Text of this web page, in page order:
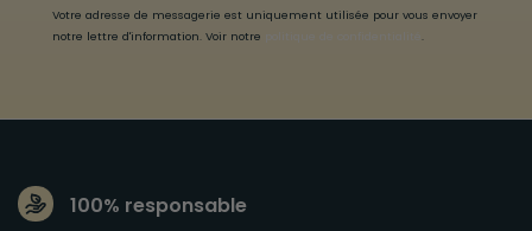
Votre adresse de messagerie est uniquement utilisée pour vous envoyer
notre lettre d'information. Voir notre
.
100% responsable